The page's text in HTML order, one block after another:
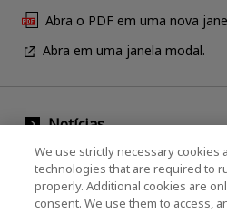
Abra o PDF em uma nova
Abra em uma janela modal.
Notícias
Evento
Entre em contato conosco
We use strictly necessary cookies
technologies that are required to
properly. Additional cookies are
consent. We use them to access,